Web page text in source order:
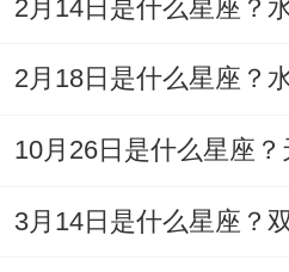
销保险的老同学会打乱
正在备考的处女座注意
说实话,今天下午打开的
的概率高达78%。线上
2月14日是什么星座？
2月18日是什么星座？
10月26日是什么星座？
3月14日是什么星座？